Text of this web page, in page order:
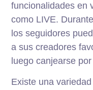
funcionalidades en
como LIVE.
los seguidores
a sus creadores
luego canjearse
Existe una